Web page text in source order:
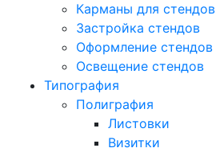
Карманы для стендов
Застройка стендов
Оформление стендов
Освещение стендов
Типография
Полиграфия
Листовки
Визитки